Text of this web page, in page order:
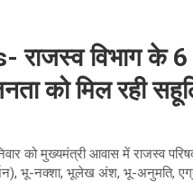
विभाग के 6
को मिल रही
को मुख्यमंत्री आवास में राजस्व परिषद
भू-नक्शा, भूलेख अंश, भू-अनुमति,